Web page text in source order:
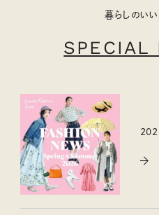
暮らしのいい
SPECIAL